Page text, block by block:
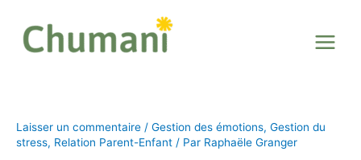
contenu
Laisser un commentaire / Gestion des émotions, Gestion du
stress, Relation Parent-Enfant / Par Raphaële Granger